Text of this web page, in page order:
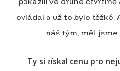
ovládal a už to bylo těžké.
náš tým, měli
Ty si získal cenu pro